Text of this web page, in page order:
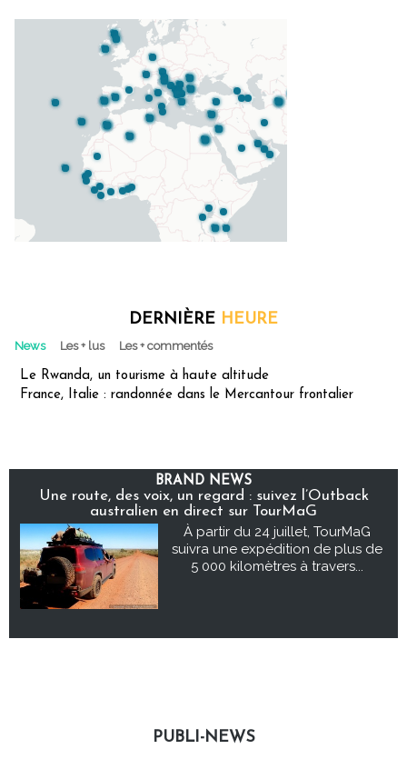
DERNIÈRE HEURE
News Les + lus Les + commentés
Le Rwanda, un tourisme à haute altitude
France, Italie : randonnée dans le Mercantour frontalier
BRAND NEWS
Une route, des voix, un regard : suivez l’Outback
australien en direct sur TourMaG
À partir du 24 juillet, TourMaG
suivra une expédition de plus de
5 000 kilomètres à travers...
PUBLI-NEWS